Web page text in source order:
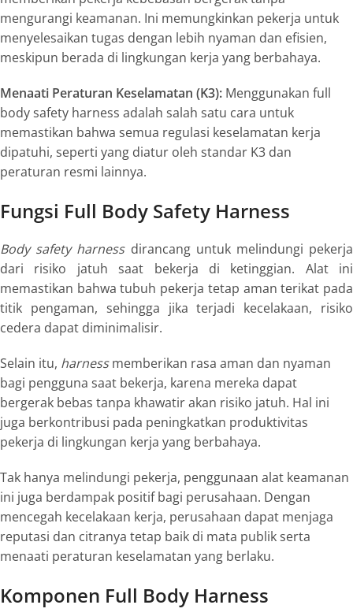
mengurangi keamanan. Ini memungkinkan pekerja untuk
menyelesaikan tugas dengan lebih nyaman dan efisien,
meskipun berada di lingkungan kerja yang berbahaya.
Menaati Peraturan Keselamatan (K3): Menggunakan full
body safety harness adalah salah satu cara untuk
memastikan bahwa semua regulasi keselamatan kerja
dipatuhi, seperti yang diatur oleh standar K3 dan
peraturan resmi lainnya.
Fungsi Full Body Safety Harness
Body safety harnessdirancang untuk melindungi pekerja
dari risiko jatuh saat bekerja di ketinggian. Alat ini
memastikan bahwa tubuh pekerja tetap aman terikat pada
titik pengaman, sehingga jika terjadi kecelakaan, risiko
cedera dapat diminimalisir.
Selain itu, harnessmemberikan rasa aman dan nyaman
bagi pengguna saat bekerja, karena mereka dapat
bergerak bebas tanpa khawatir akan risiko jatuh. Hal ini
juga berkontribusi pada peningkatkan produktivitas
pekerja di lingkungan kerja yang berbahaya.
Tak hanya melindungi pekerja, penggunaan alat keamanan
ini juga berdampak positif bagi perusahaan. Dengan
mencegah kecelakaan kerja, perusahaan dapat menjaga
reputasi dan citranya tetap baik di mata publik serta
menaati peraturan keselamatan yang berlaku.
Komponen Full Body Harness